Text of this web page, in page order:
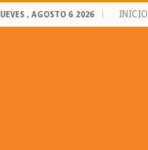
JUEVES , AGOSTO 6 2026 INICIO